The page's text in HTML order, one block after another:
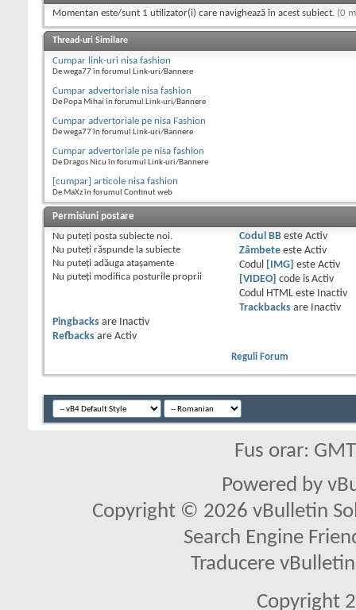
Momentan este/sunt 1 utilizator(i) care navighează în acest subiect. (0
Thread-uri Similare
Cumpar link-uri nisa fashion
De wega77 în forumul Link-uri/Bannere
Cumpar advertoriale nisa fashion
De Popa Mihai în forumul Link-uri/Bannere
Cumpar advertoriale pe nisa Fashion
De wega77 în forumul Link-uri/Bannere
Cumpar advertoriale pe nisa fashion
De Dragos Nicu în forumul Link-uri/Bannere
[cumpar] articole nisa fashion
De MaXz în forumul Continut web
Permisiuni postare
Nu puteţi posta subiecte noi.
Nu puteţi răspunde la subiecte
Nu puteţi adăuga ataşamente
Nu puteţi modifica posturile proprii
Codul BBeste Activ
Zâmbeteeste Activ
Codul
[IMG] este Activ
[VIDEO]
code is Activ
Codul HTML este
Inactiv
Trackbacksare
Inactiv
Pingbacks are
Inactiv
Refbacks are Activ
Reguli Forum
Fus orar:
Powered by
Copyright © 2026 vBulletin
Search Engine
Traducere
Copyright